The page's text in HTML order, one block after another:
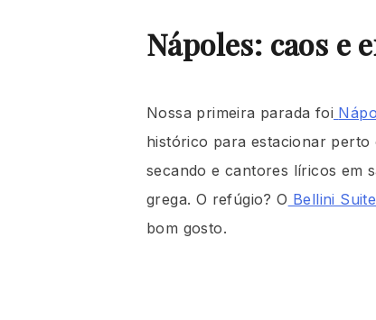
Nápoles: caos e
Nossa primeira parada foi
histórico para estacionar perto
secando e cantores líricos em
grega. O refúgio? O Bellini Suite
bom gosto.